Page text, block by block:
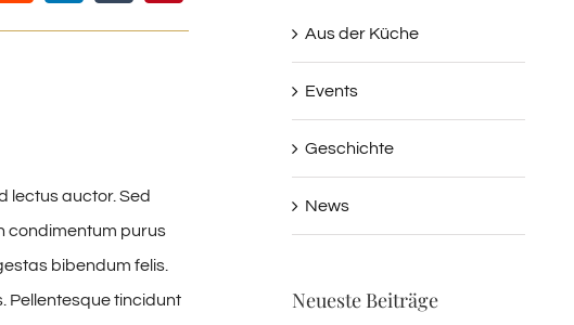
lectus auctor. Sed
condimentum purus
bibendum felis.
Pellentesque tincidunt
Aus der Küche
Events
Geschichte
News
Neueste Beiträge